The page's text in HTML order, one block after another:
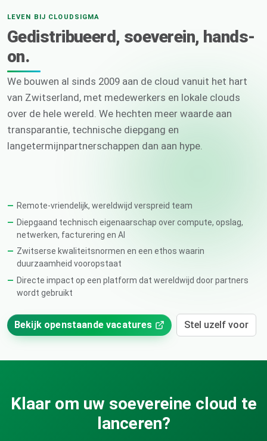
LEVEN BIJ CLOUDSIGMA
Gedistribueerd, soeverein, hands-
on.
We bouwen al sinds 2009 aan de cloud vanuit het hart
van Zwitserland, met medewerkers en lokale clouds
over de hele wereld. We hechten meer waarde aan
transparantie, technische diepgang en
langetermijnpartnerschappen dan aan hype.
Remote-vriendelijk, wereldwijd verspreid team
Diepgaand technisch eigenaarschap over compute, opslag,
netwerken, facturering en AI
Zwitserse kwaliteitsnormen en een ethos waarin
duurzaamheid vooropstaat
Directe impact op een platform dat wereldwijd door partners
wordt gebruikt
Bekijk openstaande vacatures Stel uzelf voor
Klaar om uw soevereine cloud te
lanceren?